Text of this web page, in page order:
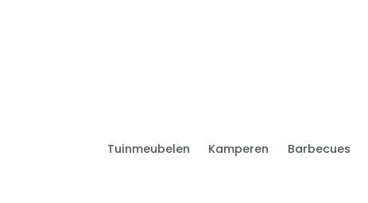
Tuinmeubelen Kamperen Barbecues